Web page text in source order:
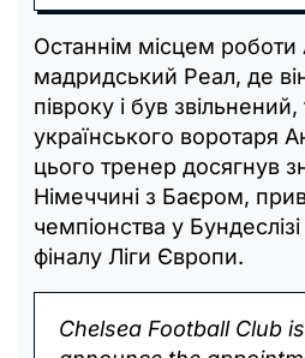
Останнім місцем
мадридський Реал, де
півроку і був
українського воротаря
цього тренер досягнув
Німеччині з Баєром,
чемпіонства у
фіналу Ліги Європи.
Chelsea Football Club